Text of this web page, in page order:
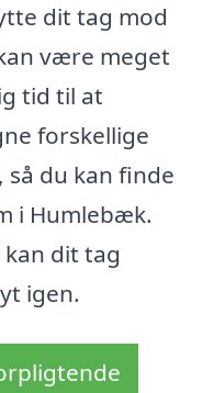
dit tag mod
være meget
tid til at
forskellige
du kan finde
i Humlebæk.
dit tag
igen.